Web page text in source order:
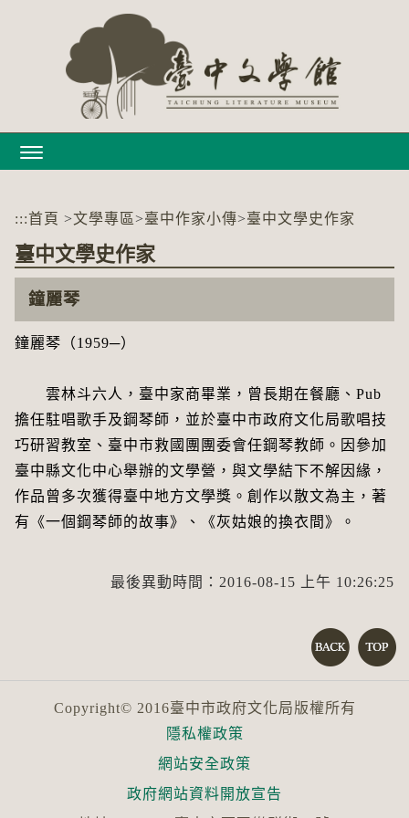
:::首頁 >文學專區>臺中作家小傳>臺中文學史作家
臺中文學史作家
鐘麗琴
鐘麗琴（1959─）
雲林斗六人，臺中家商畢業，曾長期在餐廳、Pub
擔任駐唱歌手及鋼琴師，並於臺中市政府文化局歌唱技
巧研習教室、臺中市救國團團委會任鋼琴教師。因參加
臺中縣文化中心舉辦的文學營，與文學結下不解因緣，
作品曾多次獲得臺中地方文學獎。創作以散文為主，著
有《一個鋼琴師的故事》、《灰姑娘的換衣間》。
最後異動時間：2016-08-15 上午 10:26:25
Copyright© 2016臺中市政府文化局版權所有
隱私權政策
網站安全政策
政府網站資料開放宣告